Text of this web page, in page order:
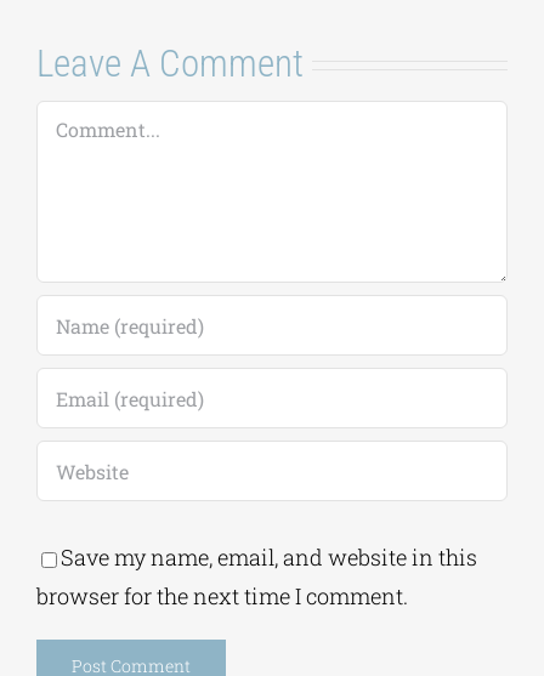
Leave A Comment
Comment
Save my name, email, and website in this
browser for the next time I comment.